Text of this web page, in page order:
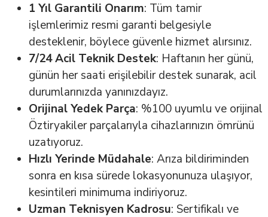
1 Yıl Garantili Onarım: Tüm tamir
işlemlerimiz resmi garanti belgesiyle
desteklenir, böylece güvenle hizmet alırsınız.
7/24 Acil Teknik Destek: Haftanın her günü,
günün her saati erişilebilir destek sunarak, acil
durumlarınızda yanınızdayız.
Orijinal Yedek Parça: %100 uyumlu ve orijinal
Öztiryakiler parçalarıyla cihazlarınızın ömrünü
uzatıyoruz.
Hızlı Yerinde Müdahale: Arıza bildiriminden
sonra en kısa sürede lokasyonunuza ulaşıyor,
kesintileri minimuma indiriyoruz.
Uzman Teknisyen Kadrosu: Sertifikalı ve